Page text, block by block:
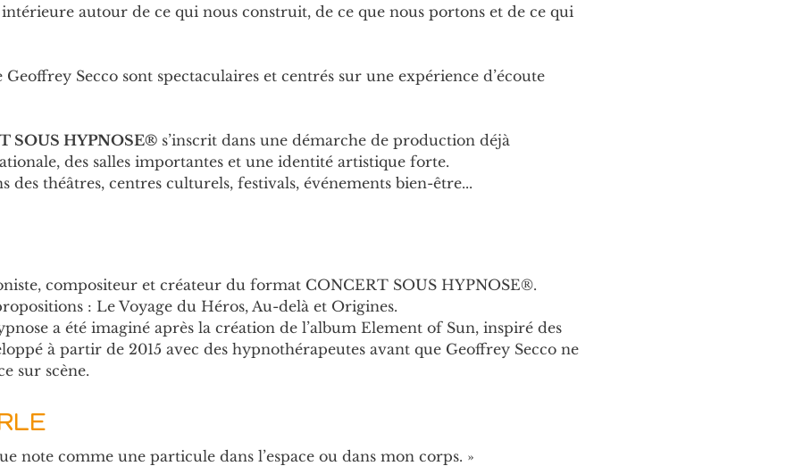
autour de ce qui nous construit, de ce que nous portons et de ce qui
Secco sont spectaculaires et centrés sur une expérience d’écoute
SOUS HYPNOSE® s’inscrit dans une démarche de production déjà
des salles importantes et une identité artistique forte.
des théâtres, centres culturels, festivals, événements bien-être...
compositeur et créateur du format CONCERT SOUS HYPNOSE®.
: Le Voyage du Héros, Au-delà et Origines.
a été imaginé après la création de l’album Element of Sun, inspiré des
à partir de 2015 avec des hypnothérapeutes avant que Geoffrey Secco ne
sur scène.
note comme une particule dans l’espace ou dans mon corps. »